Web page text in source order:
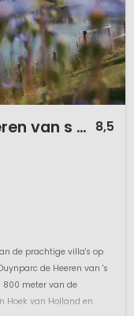
Summio Duynparc De Heeren van s Gravensande 8,5
de prachtige villa's op
de Heeren van 's
800 meter van de
Hoek van Holland en